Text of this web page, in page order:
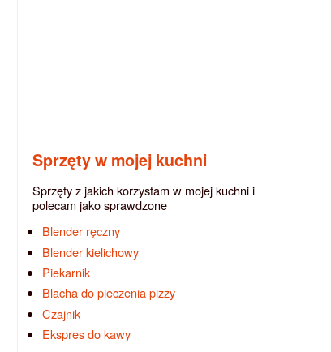
Sprzęty w mojej kuchni
Sprzęty z jakich korzystam w mojej kuchni i
polecam jako sprawdzone
Blender ręczny
Blender kielichowy
Piekarnik
Blacha do pieczenia pizzy
Czajnik
Ekspres do kawy